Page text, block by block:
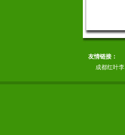
友情链接：
成都红叶李